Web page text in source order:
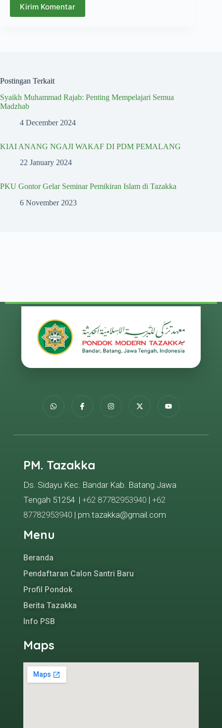
Kirim Komentar
Postingan Terkait
Syaikh Muhammad Rajab: Penting Mempelajari Semua
Madzhab
4 December 2024
KIAI ANANG NGAJI WAKAF DI PDM PEMALANG
22 January 2024
PKU Gontor Gelar Seminar Pemikiran Islam di Tazakka
6 November 2023
PM. Tazakka
Ds. Sidayu Kec. Bandar Kab. Batang Jawa
Tengah 51254 | +62 87782953940 | +62
87782953940 | pm.tazakka@gmail.com
Menu
Beranda
Pendaftaran Calon Santri Baru
Profil Pondok
Berita Tazakka
Info PSB
Maps